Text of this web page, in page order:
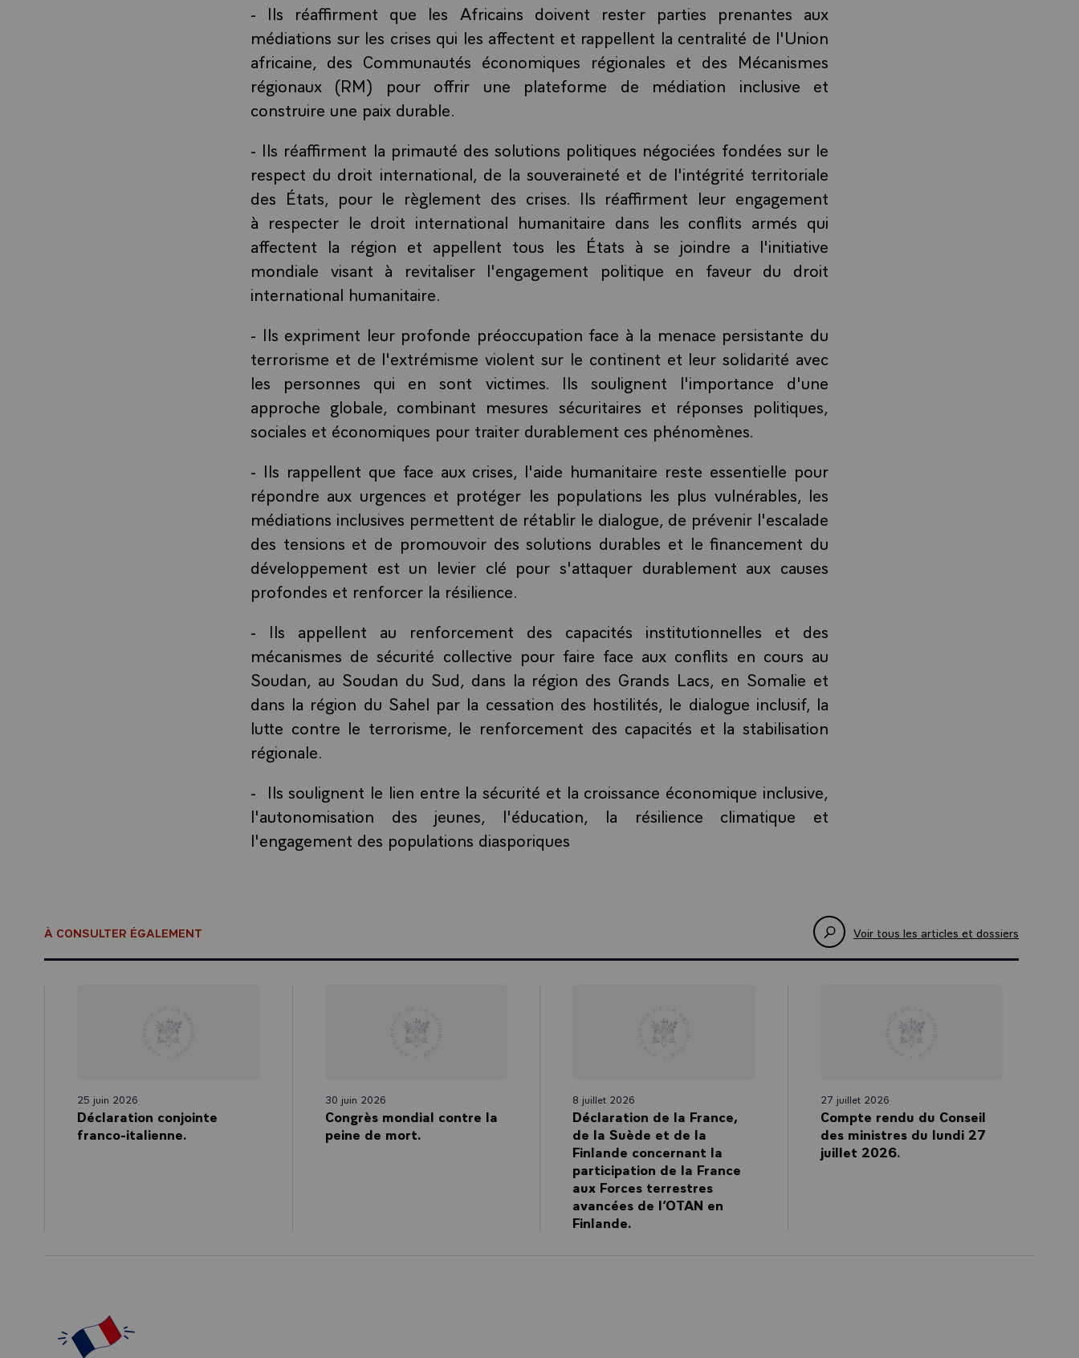
- Ils réaffirment que les Africains doivent rester parties prenantes aux
médiations sur les crises qui les affectent et rappellent la centralité de l'Union
africaine, des Communautés économiques régionales et des Mécanismes
régionaux (RM) pour offrir une plateforme de médiation inclusive et
construire une paix durable.
- Ils réaffirment la primauté des solutions politiques négociées fondées sur le
respect du droit international, de la souveraineté et de l'intégrité territoriale
des États, pour le règlement des crises. Ils réaffirment leur engagement
à respecter le droit international humanitaire dans les conflits armés qui
affectent la région et appellent tous les États à se joindre a l'initiative
mondiale visant à revitaliser l'engagement politique en faveur du droit
international humanitaire.
- Ils expriment leur profonde préoccupation face à la menace persistante du
terrorisme et de l'extrémisme violent sur le continent et leur solidarité avec
les personnes qui en sont victimes. Ils soulignent l'importance d'une
approche globale, combinant mesures sécuritaires et réponses politiques,
sociales et économiques pour traiter durablement ces phénomènes.
- Ils rappellent que face aux crises, l'aide humanitaire reste essentielle pour
répondre aux urgences et protéger les populations les plus vulnérables, les
médiations inclusives permettent de rétablir le dialogue, de prévenir l'escalade
des tensions et de promouvoir des solutions durables et le financement du
développement est un levier clé pour s'attaquer durablement aux causes
profondes et renforcer la résilience.
- Ils appellent au renforcement des capacités institutionnelles et des
mécanismes de sécurité collective pour faire face aux conflits en cours au
Soudan, au Soudan du Sud, dans la région des Grands Lacs, en Somalie et
dans la région du Sahel par la cessation des hostilités, le dialogue inclusif, la
lutte contre le terrorisme, le renforcement des capacités et la stabilisation
régionale.
- Ils soulignent le lien entre la sécurité et la croissance économique inclusive,
l'autonomisation des jeunes, l'éducation, la résilience climatique et
l'engagement des populations diasporiques
À CONSULTER ÉGALEMENT Voir tous les articles et dossiers
25 juin 2026
Déclaration conjointe
franco-italienne.
30 juin 2026
Congrès mondial contre la
peine de mort.
8 juillet 2026
Déclaration de la France,
de la Suède et de la
Finlande concernant la
participation de la France
aux Forces terrestres
avancées de l’OTAN en
Finlande.
27 juillet 2026
Compte rendu du Conseil
des ministres du lundi 27
juillet 2026.